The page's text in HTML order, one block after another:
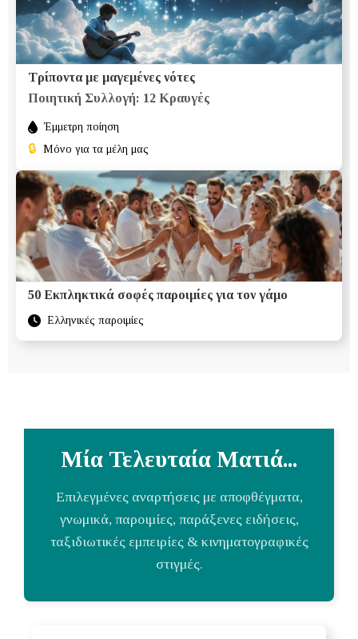
Τρίποντα με μαγεμένες νότες
Ποιητική Συλλογή: 12 Κραυγές
Έμμετρη ποίηση
🔒 Μόνο για τα μέλη μας
50 Εκπληκτικά σοφές παροιμίες για τον γάμο
Ελληνικές παροιμίες
Μία Τελευταία Ματιά...
Επιλεγμένες αναρτήσεις με αποφθέγματα,
γνωμικά, παροιμίες, παράξενες ειδήσεις,
ταξιδιωτικές εμπειρίες & κινηματογραφικές
στιγμές.